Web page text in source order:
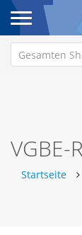
VGBE-
Startseite